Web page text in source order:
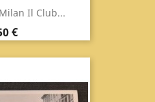
Il Club...
€